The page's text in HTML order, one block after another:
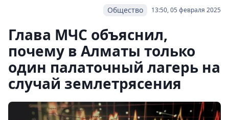
13:50, 05 февраля 2025
Общество
Глава МЧС объяснил,
почему в Алматы только
один палаточный лагерь на
случай землетрясения